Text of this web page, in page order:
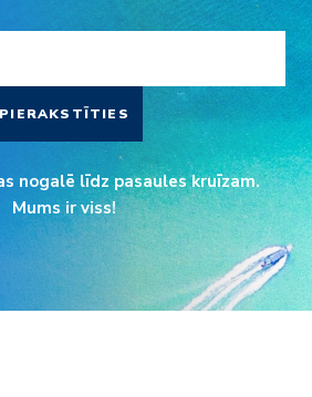
PIERAKSTĪTIES
nogalē līdz pasaules kruīzam.
Mums ir viss!